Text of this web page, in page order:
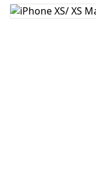
コメントを追加